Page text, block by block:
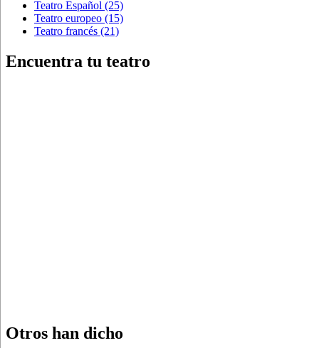
Teatro Español (25)
Teatro europeo (15)
Teatro francés (21)
Encuentra tu teatro
Otros han dicho